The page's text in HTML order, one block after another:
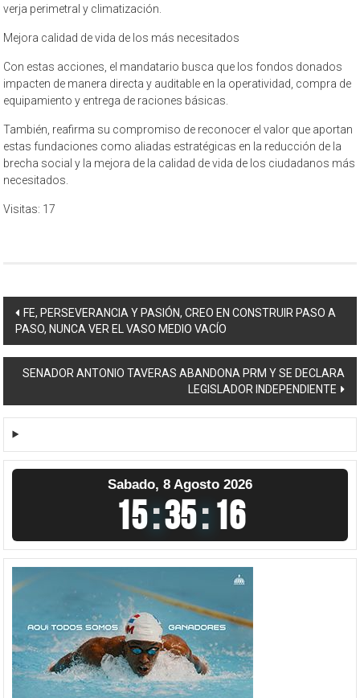
verja perimetral y climatización.
Mejora calidad de vida de los más necesitados
Con estas acciones, el mandatario busca que los fondos donados
impacten de manera directa y auditable en la operatividad, compra de
equipamiento y entrega de raciones básicas.
También, reafirma su compromiso de reconocer el valor que aportan
estas fundaciones como aliadas estratégicas en la reducción de la
brecha social y la mejora de la calidad de vida de los ciudadanos más
necesitados.
Visitas: 17
Navegación
de
entradas
FE, PERSEVERANCIA Y PASIÓN, CREO EN CONSTRUIR PASO A
PASO, NUNCA VER EL VASO MEDIO VACÍO
SENADOR ANTONIO TAVERAS ABANDONA PRM Y SE DECLARA
LEGISLADOR INDEPENDIENTE
Sabado, 8 Agosto 2026
15:35:17